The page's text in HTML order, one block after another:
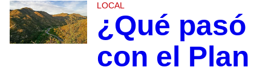
LOCAL
¿Qué pasó
con el Plan